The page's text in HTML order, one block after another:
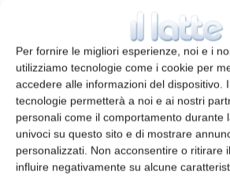
Per fornire le migliori esperienze, noi e i
utilizziamo tecnologie come i cookie per
accedere alle informazioni del dispositivo.
tecnologie permetterà a noi e ai nostri
personali come il comportamento durante
univoci su questo sito e di mostrare
personalizzati. Non acconsentire o ritirare
influire negativamente su alcune
fortuna nessun caseificio ha
soprattutto, non abbiamo
millimetro sulla nostra qualità,
fondamentale, anche a fronte
produzione particolarmente
come quella del formaggio
Ci ha aiutato molto l’aumento
Gorgonzola presente sulle